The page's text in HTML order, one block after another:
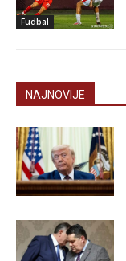
Fudbal
NAJNOVIJE